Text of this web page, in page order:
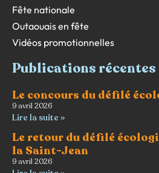
Fête nationale
Outaouais en fête
Vidéos promotionnelles
Publications récentes
Le concours du défilé
9 avril 2026
Lire la suite »
Le retour du défilé
la Saint-Jean
9 avril 2026